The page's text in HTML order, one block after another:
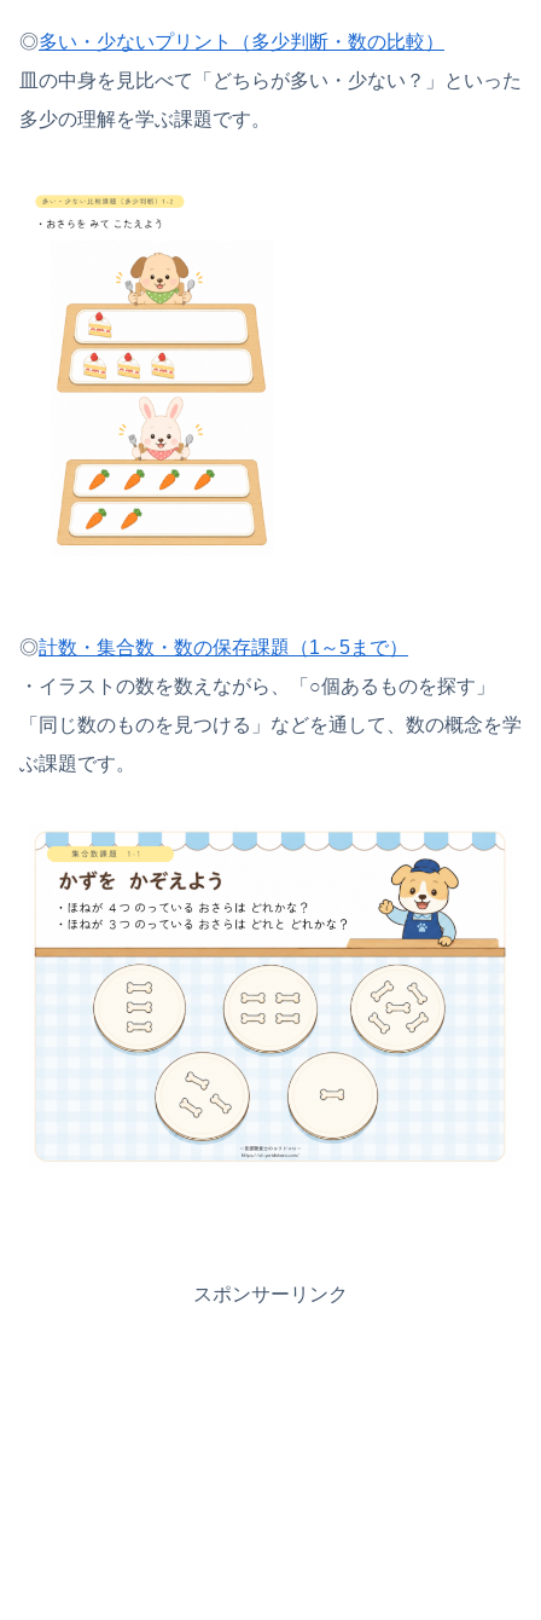
◎多い・少ないプリント（多少判断・数の比較）
皿の中身を見比べて「どちらが多い・少ない？」といった
多少の理解を学ぶ課題です。
◎計数・集合数・数の保存課題（1～5まで）
・イラストの数を数えながら、「○個あるものを探す」
「同じ数のものを見つける」などを通して、数の概念を学
ぶ課題です。
スポンサーリンク